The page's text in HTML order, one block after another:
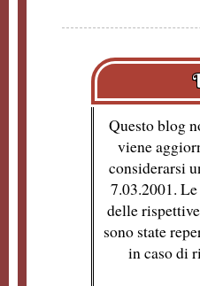
Questo blog
viene
considerarsi
7.03.2001.
delle
sono state
in caso di